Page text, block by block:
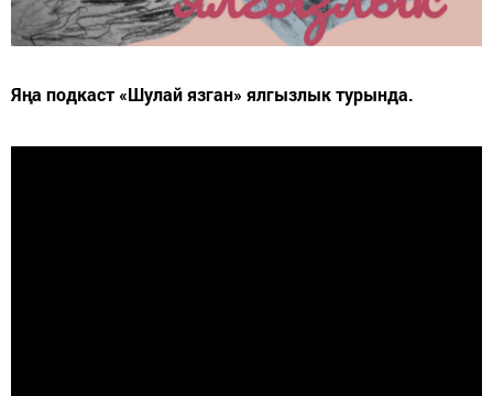
Яңа подкаст «Шулай язган» ялгызлык турында.